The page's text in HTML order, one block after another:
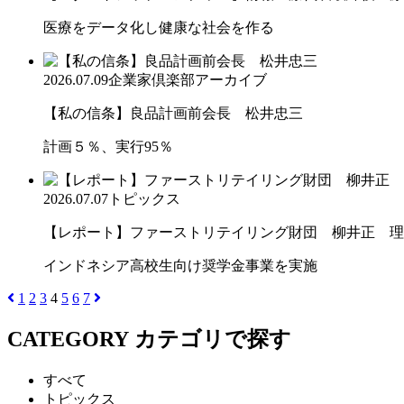
医療をデータ化し健康な社会を作る
2026.07.09企業家倶楽部アーカイブ
【私の信条】良品計画前会長 松井忠三
計画５％、実行95％
2026.07.07 トピックス
【レポート】ファーストリテイリング財団 柳井正
インドネシア高校生向け奨学金事業を実施
1 2 3 4 5 6 7
CATEGORY カテゴリで探す
すべて
トピックス